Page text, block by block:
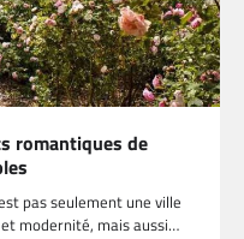
romantiques de
pas seulement une ville
modernité, mais aussi…